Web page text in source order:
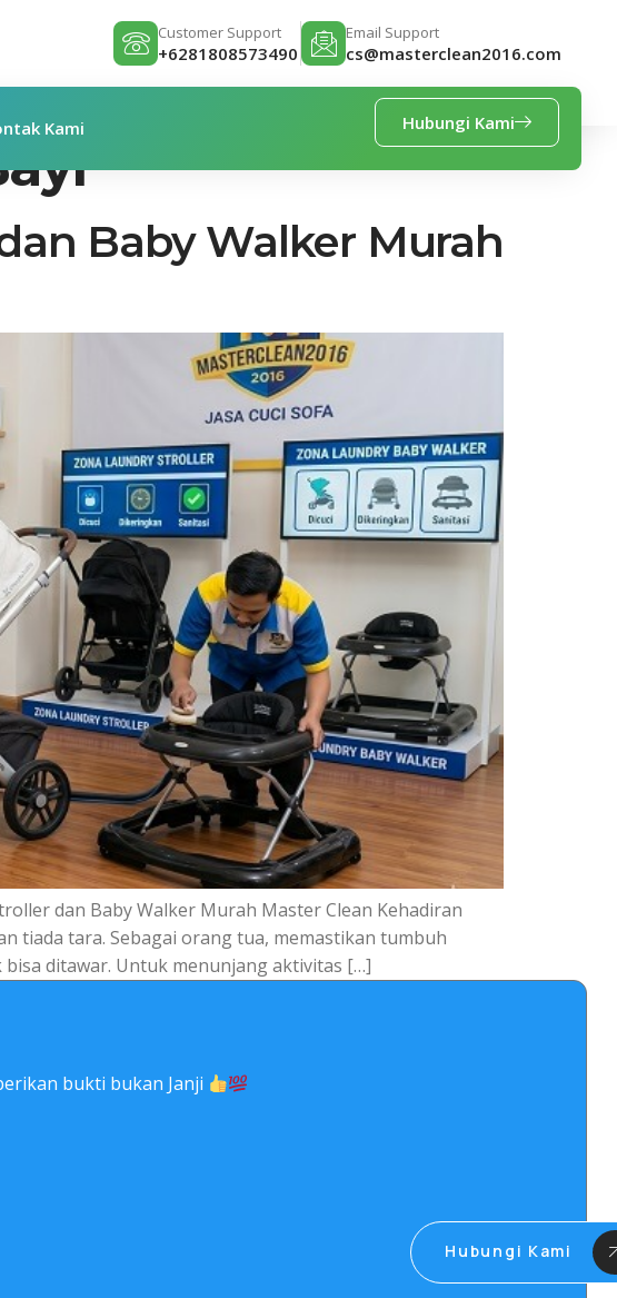
Customer Support
+6281808573490
Email Support
cs@masterclean2016.com
Kami Hubungi Kami
Baby Walker Murah
dan Baby Walker Murah Master Clean Kehadiran
tiada tara. Sebagai orang tua, memastikan tumbuh
ditawar. Untuk menunjang aktivitas […]
bukti bukan Janji
Hubungi Kami